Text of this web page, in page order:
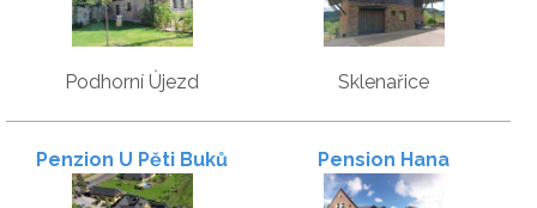
Podhorní Újezd Sklenařice
Penzion U Pěti Buků Pension Hana